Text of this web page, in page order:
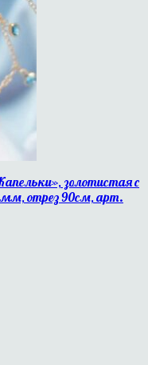
золотистая с
отрез 90см, арт.